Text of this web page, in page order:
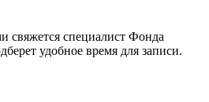
свяжется специалист Фонда
удобное время для записи.